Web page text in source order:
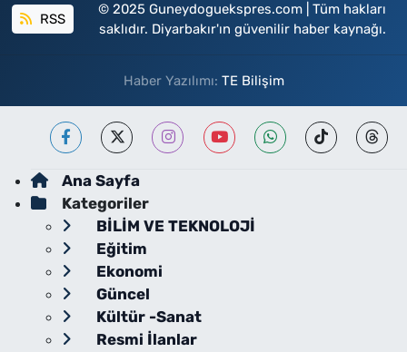
RSS
© 2025 Guneydoguekspres.com | Tüm hakları
saklıdır. Diyarbakır'ın güvenilir haber kaynağı.
Haber Yazılımı: TE Bilişim
Ana Sayfa
Kategoriler
BİLİM VE TEKNOLOJİ
Eğitim
Ekonomi
Güncel
Kültür -Sanat
Resmi İlanlar